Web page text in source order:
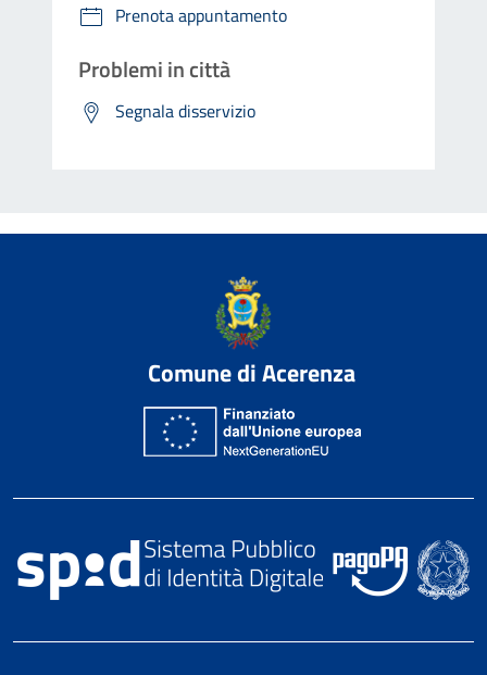
Prenota appuntamento
Problemi in città
Segnala disservizio
Comune di Acerenza